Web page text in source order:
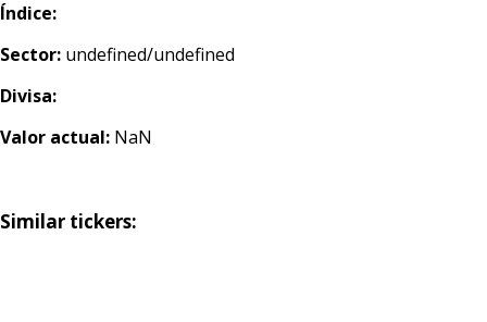
Índice:
Sector: undefined/undefined
Divisa:
Valor actual: NaN
Similar tickers: